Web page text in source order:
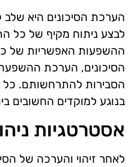
הערכת הסיכונים היא שלב
לבצע ניתוח מקיף של כל
ההשפעות האפשריות של כל
הסיכונים, הערכת
הסבירות להתרחשותם. כל
בנוגע למוקדים החשובים
אסטרטגיות
לאחר זיהוי והערכה של